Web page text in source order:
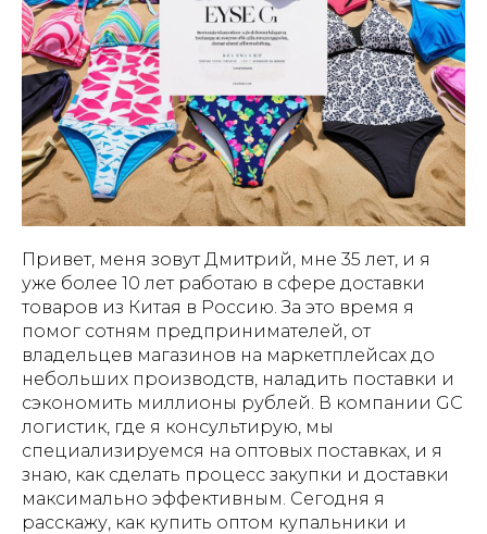
Привет, меня зовут Дмитрий, мне 35 лет, и я
уже более 10 лет работаю в сфере доставки
товаров из Китая в Россию. За это время я
помог сотням предпринимателей, от
владельцев магазинов на маркетплейсах до
небольших производств, наладить поставки и
сэкономить миллионы рублей. В компании GC
логистик, где я консультирую, мы
специализируемся на оптовых поставках, и я
знаю, как сделать процесс закупки и доставки
максимально эффективным. Сегодня я
расскажу, как купить оптом купальники и